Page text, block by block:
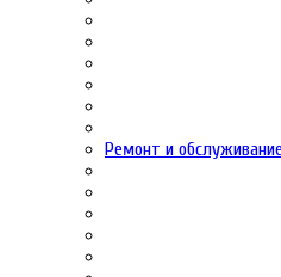
Ремонт и